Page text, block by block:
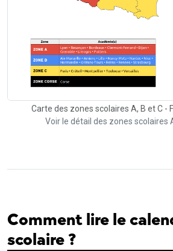
Carte des zones scolaires A, B et C -
Voir le détail des zones scolaires
Comment lire le
scolaire ?